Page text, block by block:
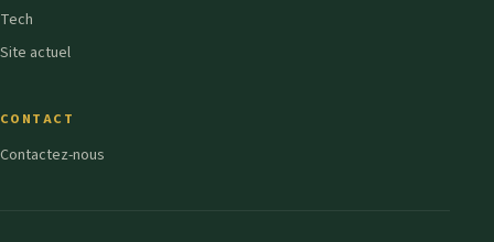
Tech
Site actuel
CONTACT
Contactez-nous